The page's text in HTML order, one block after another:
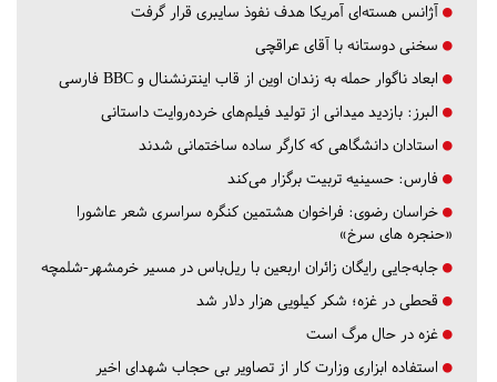
آژانس هسته‌ای آمریکا هدف نفوذ سایبری قرار گرفت
سخنی دوستانه با آقای عراقچی
ابعاد ناگوار حمله به زندان اوین از قاب اینترنشنال و BBC فارسی
البرز: بازدید میدانی از تولید فیلم‌های خرده‌روایت داستانی
استادان دانشگاهی که کارگر ساده ساختمانی شدند
فارس: حسینیه تربیت برگزار می‌کند
خراسان رضوی: فراخوان هشتمین کنگره سراسری شعر عاشورا
«حنجره های سرخ»
جابه‌جایی رایگان زائران اربعین با ریل‌باس در مسیر خرمشهر-شلمچه
قحطی در غزه؛ شکر کیلویی هزار دلار شد
غزه در حال مرگ است
استفاده ابزاری وزارت کار از تصاویر بی حجاب شهدای اخیر